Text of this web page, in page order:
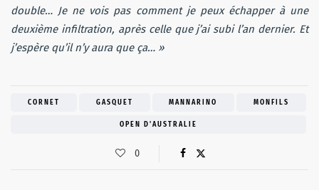
double… Je ne vois pas comment je peux échapper à une
deuxième infiltration, après celle que j’ai subi l’an dernier. Et
j’espère qu’il n’y aura que ça… »
CORNET GASQUET MANNARINO MONFILS
OPEN D'AUSTRALIE
0